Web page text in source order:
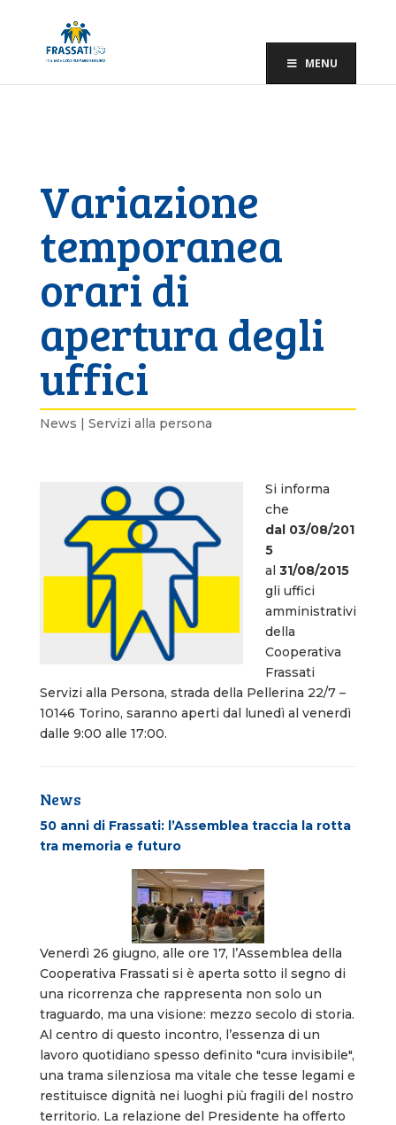
MENU
Variazione
temporanea
orari di
apertura degli
uffici
News | Servizi alla persona
Si informa
che
dal 03/08/201
5
al 31/08/2015
gli uffici
amministrativi
della
Cooperativa
Frassati
Servizi alla Persona, strada della Pellerina 22/7 –
10146 Torino, saranno aperti dal lunedì al venerdì
dalle 9:00 alle 17:00.
News
50 anni di Frassati: l’Assemblea traccia la rotta
tra memoria e futuro
Venerdì 26 giugno, alle ore 17, l’Assemblea della
Cooperativa Frassati si è aperta sotto il segno di
una ricorrenza che rappresenta non solo un
traguardo, ma una visione: mezzo secolo di storia.
Al centro di questo incontro, l’essenza di un
lavoro quotidiano spesso definito "cura invisibile",
una trama silenziosa ma vitale che tesse legami e
restituisce dignità nei luoghi più fragili del nostro
territorio. La relazione del Presidente ha offerto